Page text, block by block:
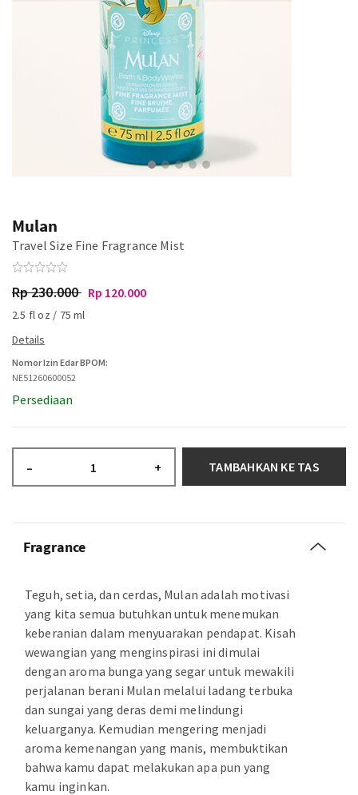
Mulan
Travel Size Fine Fragrance Mist
Rp 230.000 Rp 120.000
2.5 fl oz / 75 ml
Nomor Izin Edar BPOM:
NE51260600052
Persediaan
– + TAMBAHKAN KE TAS
Fragrance
Teguh, setia, dan cerdas, Mulan adalah motivasi
yang kita semua butuhkan untuk menemukan
keberanian dalam menyuarakan pendapat. Kisah
wewangian yang menginspirasi ini dimulai
dengan aroma bunga yang segar untuk mewakili
perjalanan berani Mulan melalui ladang terbuka
dan sungai yang deras demi melindungi
keluarganya. Kemudian mengering menjadi
aroma kemenangan yang manis, membuktikan
bahwa kamu dapat melakukan apa pun yang
kamu inginkan.